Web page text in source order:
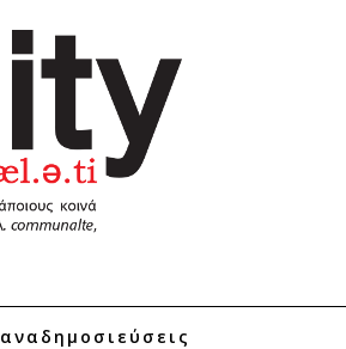
αναδημοσιεύσεις